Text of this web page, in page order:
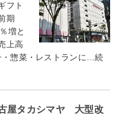
フト
期
増と
上高
・惣菜・レストランに…続
屋タカシマヤ 大型改